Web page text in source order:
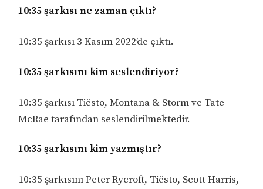
10:35 şarkısı ne zaman çıktı?
10:35 şarkısı 3 Kasım 2022’de çıktı.
10:35 şarkısını kim seslendiriyor?
10:35 şarkısı Tiësto, Montana & Storm ve Tate
McRae tarafından seslendirilmektedir.
10:35 şarkısını kim yazmıştır?
10:35 şarkısını Peter Rycroft, Tiësto, Scott Harris,